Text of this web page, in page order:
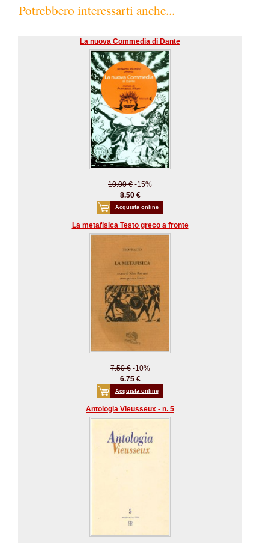
Potrebbero interessarti anche...
La nuova Commedia di Dante
10.00 € -15%
8.50 €
Acquista online
La metafisica Testo greco a fronte
7.50 €-10%
6.75 €
Acquista online
Antologia Vieusseux - n. 5